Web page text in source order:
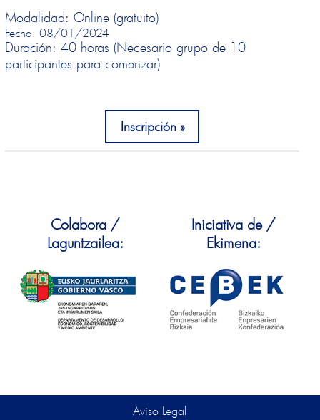
Modalidad: Online (gratuito)
Fecha: 08/01/2024
Duración: 40 horas (Necesario grupo de 10
participantes para comenzar)
Inscripción
Colabora /
Laguntzailea:
Iniciativa de /
Ekimena:
Aviso Legal